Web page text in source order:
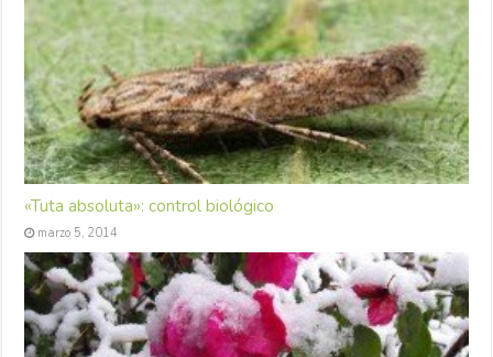
«Tuta absoluta»: control biológico
marzo 5, 2014